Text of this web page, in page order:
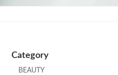
Category
BEAUTY